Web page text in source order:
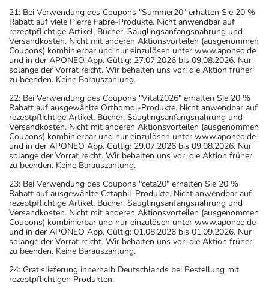
21: Bei Verwendung des Coupons "Summer20" erhalten Sie 20 %
Rabatt auf viele Pierre Fabre-Produkte. Nicht anwendbar auf
rezeptpflichtige Artikel, Bücher, Säuglingsanfangsnahrung und
Versandkosten. Nicht mit anderen Aktionsvorteilen (ausgenommen
Coupons) kombinierbar und nur einzulösen unter www.aponeo.de
und in der APONEO App. Gültig: 27.07.2026 bis 09.08.2026. Nur
solange der Vorrat reicht. Wir behalten uns vor, die Aktion früher
zu beenden. Keine Barauszahlung.
22: Bei Verwendung des Coupons "Vital2026" erhalten Sie 20 %
Rabatt auf ausgewählte Orthomol-Produkte. Nicht anwendbar auf
rezeptpflichtige Artikel, Bücher, Säuglingsanfangsnahrung und
Versandkosten. Nicht mit anderen Aktionsvorteilen (ausgenommen
Coupons) kombinierbar und nur einzulösen unter www.aponeo.de
und in der APONEO App. Gültig: 29.07.2026 bis 09.08.2026. Nur
solange der Vorrat reicht. Wir behalten uns vor, die Aktion früher
zu beenden. Keine Barauszahlung.
23: Bei Verwendung des Coupons "ceta20" erhalten Sie 20 %
Rabatt auf ausgewählte Cetaphil-Produkte. Nicht anwendbar auf
rezeptpflichtige Artikel, Bücher, Säuglingsanfangsnahrung und
Versandkosten. Nicht mit anderen Aktionsvorteilen (ausgenommen
Coupons) kombinierbar und nur einzulösen unter www.aponeo.de
und in der APONEO App. Gültig: 01.08.2026 bis 01.09.2026. Nur
solange der Vorrat reicht. Wir behalten uns vor, die Aktion früher
zu beenden. Keine Barauszahlung.
24: Gratislieferung innerhalb Deutschlands bei Bestellung mit
rezeptpflichtigen Produkten.